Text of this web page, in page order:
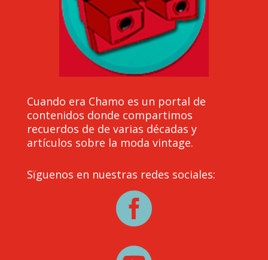
Cuando era Chamo es un portal de
contenidos donde compartimos
recuerdos de de varias décadas y
artículos sobre la moda vintage.
Sïguenos en nuestras redes sociales:
